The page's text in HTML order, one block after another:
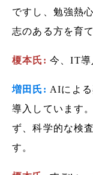
ですし、勉強熱
志のある方を育
榎本氏: 今、IT導
増田氏: AIによ
導入しています
ず、科学的な検
す。